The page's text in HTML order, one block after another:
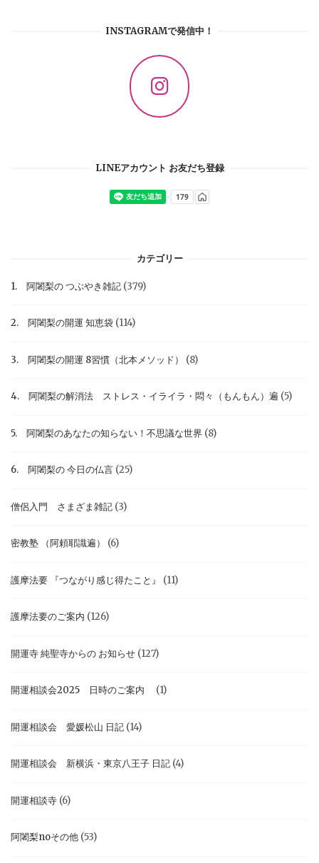
INSTAGRAMで発信中！
LINEアカウント お友だち登録
カテゴリー
1. 阿闍梨の つぶやき雑記 (379)
2. 阿闍梨の開運 知恵袋 (114)
3. 阿闍梨の開運 8習慣（北本メソッド） (8)
4. 阿闍梨の解消法 ストレス・イライラ・悶々（もんもん）遍 (5)
5. 阿闍梨のあなたの知らない！不思議な世界 (8)
6. 阿闍梨の 今日の仏言 (25)
僧侶入門 さまざま雑記 (3)
密教塾 （阿頼耶識遍） (6)
護摩法要 『つながり感じ得たこと』 (11)
護摩法要のご案内 (126)
開運寺 純聖寺からの お知らせ (127)
開運相談会2025 日時のご案内 (1)
開運相談会 愛媛松山 日記 (14)
開運相談会 新横浜・東京八王子 日記 (4)
開運相談寺 (6)
阿闍梨noその他 (53)